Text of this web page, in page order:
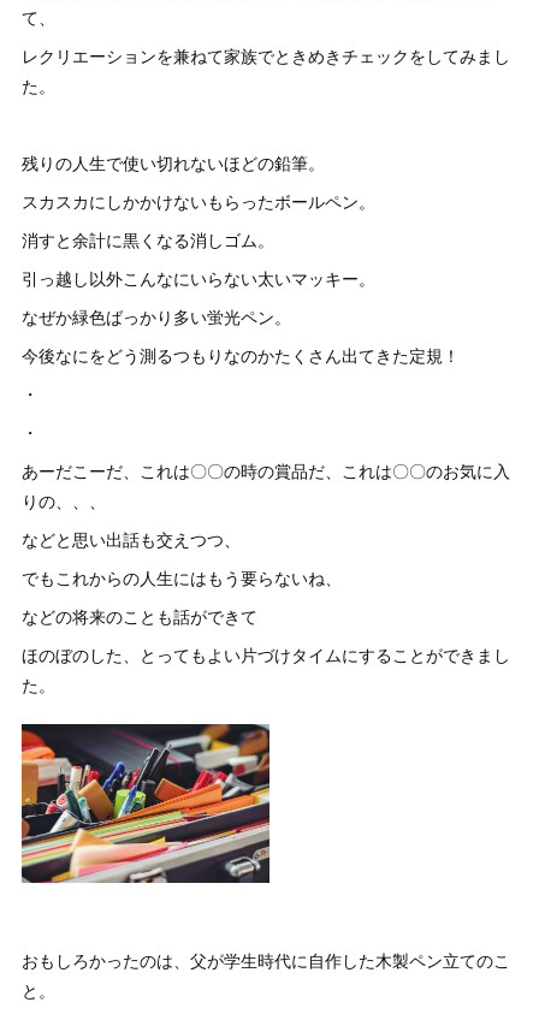
て、
レクリエーションを兼ねて家族でときめきチェックをしてみまし
た。
残りの人生で使い切れないほどの鉛筆。
スカスカにしかかけないもらったボールペン。
消すと余計に黒くなる消しゴム。
引っ越し以外こんなにいらない太いマッキー。
なぜか緑色ばっかり多い蛍光ペン。
今後なにをどう測るつもりなのかたくさん出てきた定規！
・
・
あーだこーだ、これは〇〇の時の賞品だ、これは〇〇のお気に入
りの、、、
などと思い出話も交えつつ、
でもこれからの人生にはもう要らないね、
などの将来のことも話ができて
ほのぼのした、とってもよい片づけタイムにすることができまし
た。
おもしろかったのは、父が学生時代に自作した木製ペン立てのこ
と。